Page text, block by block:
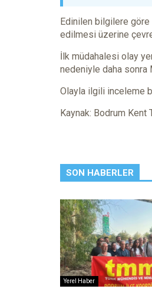
Edinilen bilgilere göre
edilmesi üzerine
İlk müdahalesi olay
nedeniyle daha sonra
Olayla ilgili inceleme
Kaynak: Bodrum Kent
SON HABERLER
Yerel Haber